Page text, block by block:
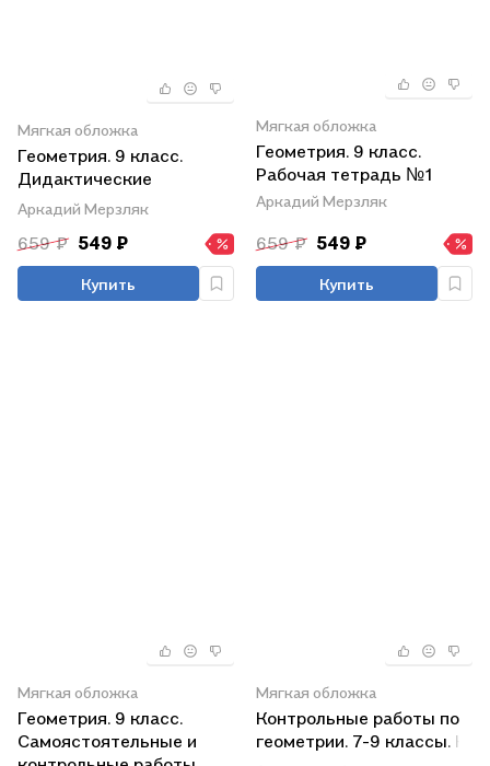
Мягкая обложка
Геометрия. 9 класс.
Дидактические
материалы
Аркадий Мерзляк
659 ₽ 549 ₽
Купить
Мягкая обложка
Геометрия. 9 класс.
Рабочая тетрадь №1
Аркадий Мерзляк
659 ₽ 549 ₽
Купить
Мягкая обложка
Геометрия. 9 класс.
Самоястоятельные и
Мягкая обложка
Контрольные работы по
геометрии. 7-9 классы. К